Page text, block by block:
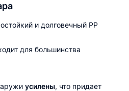
и долговечный PP
для большинства
усилены, что придает